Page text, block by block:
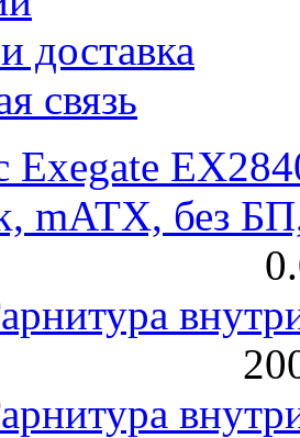
доставка
связь
Exegate
mATX, без